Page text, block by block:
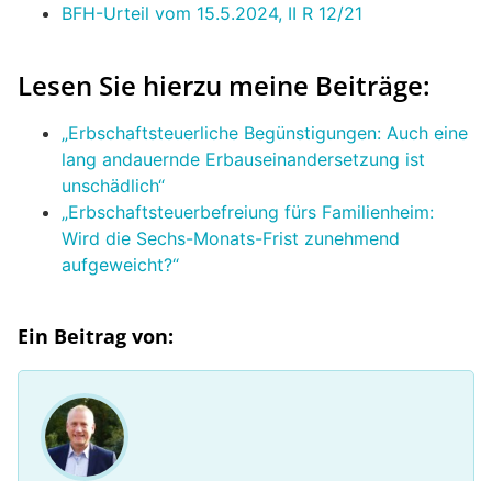
BFH-Urteil vom 15.5.2024, II R 12/21
Lesen Sie hierzu meine Beiträge:
„Erbschaftsteuerliche Begünstigungen: Auch eine
lang andauernde Erbauseinandersetzung ist
unschädlich“
„Erbschaftsteuerbefreiung fürs Familienheim:
Wird die Sechs-Monats-Frist zunehmend
aufgeweicht?“
Ein Beitrag von: